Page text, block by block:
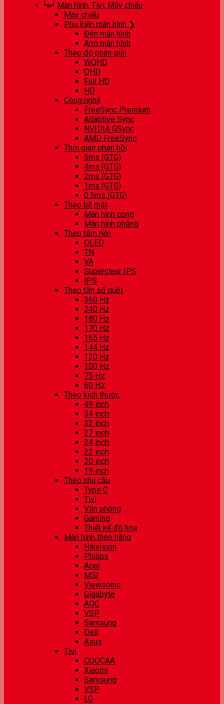
Màn hình, Tivi, Máy chiếu
Máy chiếu
Phụ kiện màn hình ❯
Đèn màn hình
Arm màn hình
Theo độ phân giải
WQHD
QHD
Full HD
HD
Công nghệ
FreeSync Premium
Adaptive Sync
NVIDIA GSync
AMD FreeSync
Thời gian phản hồi
5ms (GTG)
4ms (GTG)
2ms (GTG)
1ms (GTG)
0.5ms (GTG)
Theo bề mặt
Màn hình cong
Màn hình phẳng
Theo tấm nền
OLED
TN
VA
Superclear IPS
IPS
Theo tần số quét
360 Hz
240 Hz
180 Hz
170 Hz
165 Hz
144 Hz
120 Hz
100 Hz
75 Hz
60 Hz
Theo kích thước
49 inch
34 inch
32 inch
27 inch
24 inch
22 inch
20 inch
19 inch
Theo nhu cầu
Type C
Tivi
Văn phòng
Gaming
Thiết kế đồ hoạ
Màn hình theo hãng
Hikvision
Philips
Acer
MSI
Viewsonic
Gigabyte
AOC
VSP
Samsung
Dell
Asus
Tivi
COOCAA
Xiaomi
Samsung
VSP
LG